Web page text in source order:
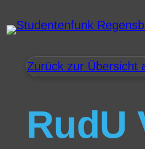
Zurück zur Übersicht
RudU